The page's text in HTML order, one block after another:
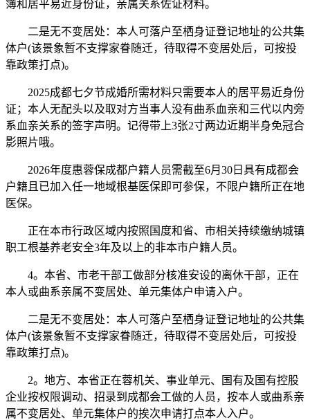
簿和居平易近身份证，亲属关系佐证材料。
二是无不变居处：本人可落户至栖身证登记地址的公共集
体户(该景象暂不支撑家眷随迁，待取得不变居处后，可按投
靠政策打点)。
2025成都七夕节成婚所需材料只需要本人的居平易近身份
证；本人无配头以及取对方当事人没有曲系血亲和三代以内旁
系血亲关系的签字声明。记得带上3张2寸两边近期半身免冠合
影照片哦。
2026年度惠蓉保成都户籍人员需截至6月30日具有成都会
户籍且已加入任一地域根基医保即可参保，不限户籍所正在地
医保。
正在本市行政区域内按照国度和省、市相关持续缴纳城镇
职工根基养老安全3年及以上的非本市户籍人员。
4。本省、市老干部工做部分核准安设的离休干部，正在
本人或曲系亲属不变居处、单元集体户申请入户。
二是无不变居处：本人可落户至栖身证登记地址的公共集
体户(该景象暂不支撑家眷随迁，待取得不变居处后，可按投
靠政策打点)。
2。地方、本省正在蓉机关、事业单元、国有及国有控股
企业按权限调动、招录到成都会工做的人员，按本人或曲系亲
属不变居处、单元集体户的挨次申请打点本人入户。